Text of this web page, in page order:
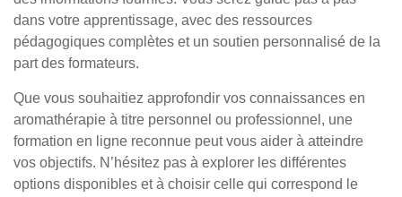
dans votre apprentissage, avec des ressources
pédagogiques complètes et un soutien personnalisé de la
part des formateurs.
Que vous souhaitiez approfondir vos connaissances en
aromathérapie à titre personnel ou professionnel, une
formation en ligne reconnue peut vous aider à atteindre
vos objectifs. N’hésitez pas à explorer les différentes
options disponibles et à choisir celle qui correspond le